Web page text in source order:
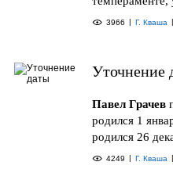
3966 | Г. Кваша |
Уточнение
Павел Грачев
родился 1
родился 26
4249 | Г. Кваша |